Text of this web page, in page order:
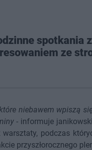
spotkania
ze
niebawem wpiszą
- informuje
podczas
przyszłorocznego